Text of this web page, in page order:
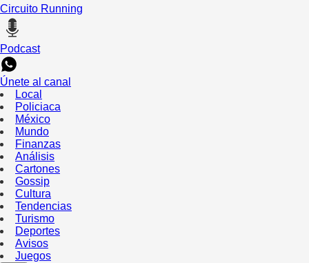
Circuito Running
Podcast
Únete al canal
Local
Policiaca
México
Mundo
Finanzas
Análisis
Cartones
Gossip
Cultura
Tendencias
Turismo
Deportes
Avisos
Juegos